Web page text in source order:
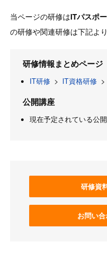
当ページの研修はITパスポ
の研修や関連研修は下記よ
研修情報まとめページ
IT研修 > IT資格研修 >
公開講座
現在予定されている公
研修資
お問い